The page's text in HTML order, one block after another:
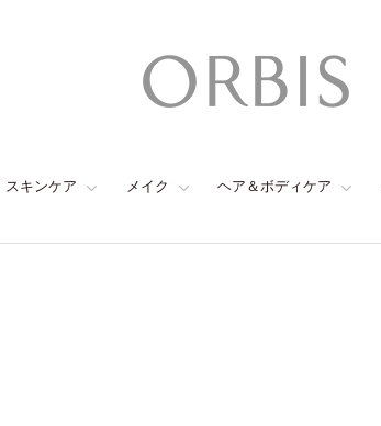
スキンケア メイク ヘア＆ボディケア